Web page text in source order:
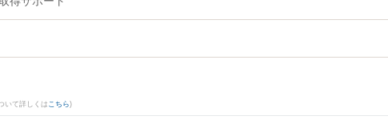
いて詳しくは こちら)